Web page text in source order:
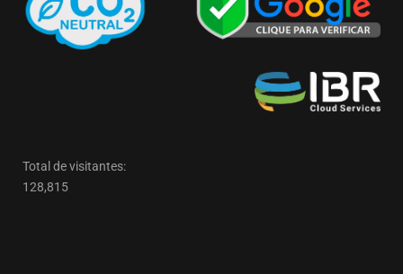
Total de visitantes:
128,815